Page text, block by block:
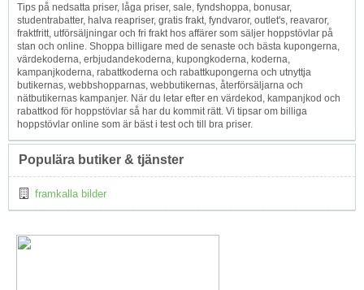
Tips på nedsatta priser, låga priser, sale, fyndshoppa, bonusar,
studentrabatter, halva reapriser, gratis frakt, fyndvaror, outlet's, reavaror,
fraktfritt, utförsäljningar och fri frakt hos affärer som säljer hoppstövlar på
stan och online. Shoppa billigare med de senaste och bästa kupongerna,
värdekoderna, erbjudandekoderna, kupongkoderna, koderna,
kampanjkoderna, rabattkoderna och rabattkupongerna och utnyttja
butikernas, webbshopparnas, webbutikernas, återförsäljarna och
nätbutikernas kampanjer. När du letar efter en värdekod, kampanjkod och
rabattkod för hoppstövlar så har du kommit rätt. Vi tipsar om billiga
hoppstövlar online som är bäst i test och till bra priser.
Populära butiker & tjänster
framkalla bilder